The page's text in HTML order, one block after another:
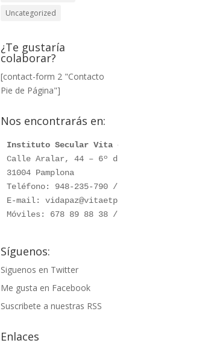
Uncategorized
¿Te gustaría
colaborar?
[contact-form 2 "Contacto
Pie de Página"]
Nos encontrarás en:
Instituto Secular Vita et Pax
Calle Aralar, 44 – 6º dcha.
31004 Pamplona
Teléfono: 948-235-790 / 948-230-787
E-mail: vidapaz@vitaetpax.org
Móviles: 678 89 88 38 /  660 76 91 28
Síguenos:
Siguenos en Twitter
Me gusta en Facebook
Suscribete a nuestras RSS
Enlaces